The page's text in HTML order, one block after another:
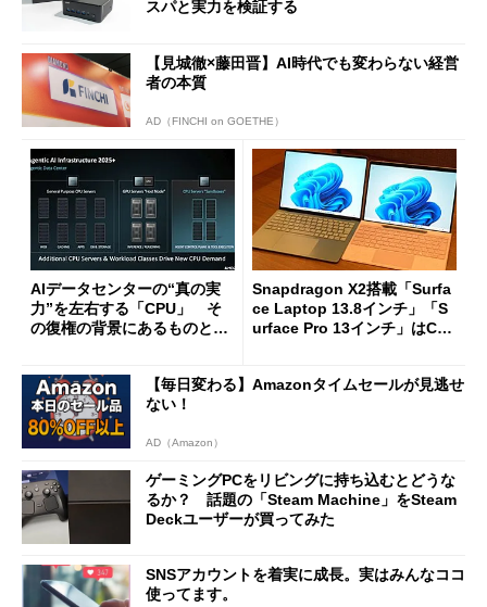
スパと実力を検証する
【見城徹×藤田晋】AI時代でも変わらない経営
者の本質
AD（FINCHI on GOETHE）
AIデータセンターの“真の実
力”を左右する「CPU」 そ
の復権の背景にあるものと
Snapdragon X2搭載「Surfa
ce Laptop 13.8インチ」「S
urface Pro 13インチ」はCop
た
【毎日変わる】Amazonタイムセールが見逃せ
ない！
AD（Amazon）
ゲーミングPCをリビングに持ち込むとどうな
るか？ 話題の「Steam Machine」をSteam
Deckユーザーが買ってみた
SNSアカウントを着実に成長。実はみんなココ
使ってます。